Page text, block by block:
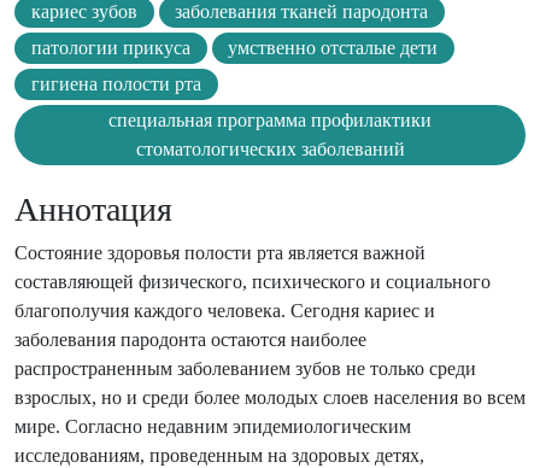
кариес зубов
заболевания тканей пародонта
патологии прикуса
умственно отсталые дети
гигиена полости рта
специальная программа профилактики
стоматологических заболеваний
Аннотация
Состояние здоровья полости рта является важной
составляющей физического, психического и социального
благополучия каждого человека. Сегодня кариес и
заболевания пародонта остаются наиболее
распространенным заболеванием зубов не только среди
взрослых, но и среди более молодых слоев населения во всем
мире. Согласно недавним эпидемиологическим
исследованиям, проведенным на здоровых детях,